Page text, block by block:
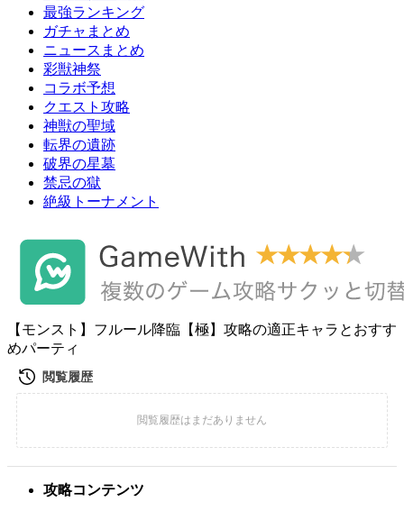
最強ランキング
ガチャまとめ
ニュースまとめ
彩獣神祭
コラボ予想
クエスト攻略
神獣の聖域
転界の遺跡
破界の星墓
禁忌の獄
絶級トーナメント
【モンスト】フルール降臨【極】攻略の適正キャラとおすす
めパーティ
攻略コンテンツ